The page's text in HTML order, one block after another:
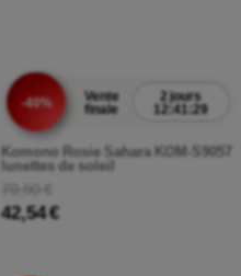
-40%
Vente
finale
2 jours
12:41:27
Komono Rosie Sahara KOM-S9057
lunettes de soleil
70,90 €
42,54 €